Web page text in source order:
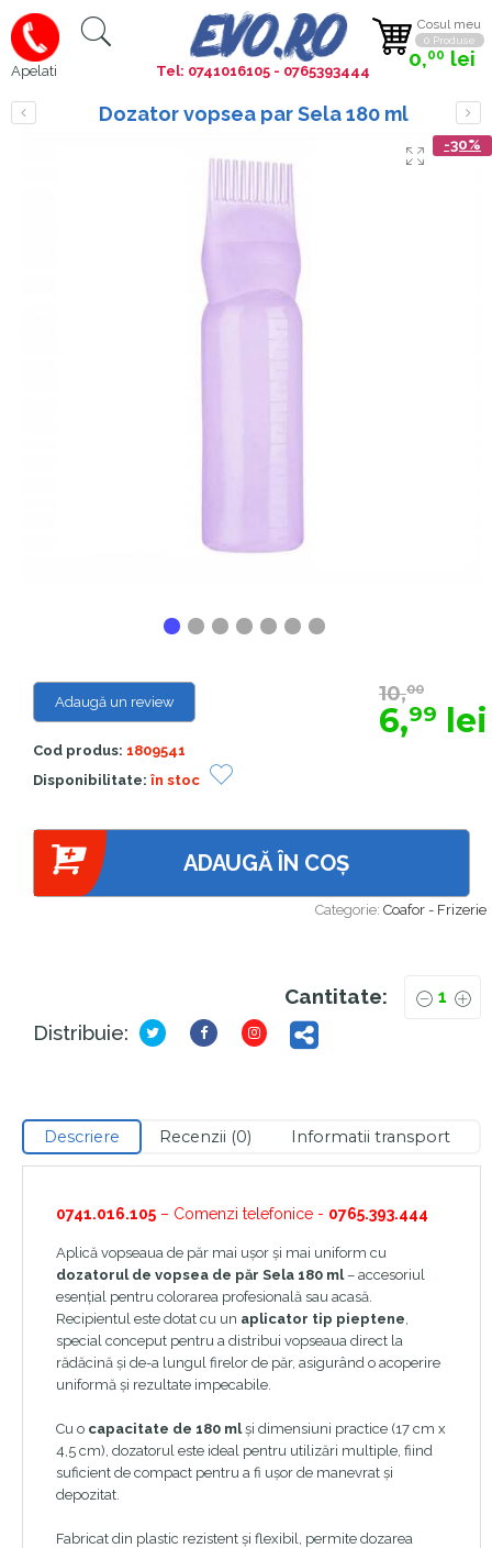
Apelati
Cosul meu
0 Produse
0,00 lei
Tel: 0741016105 - 0765393444
Dozator vopsea par Sela 180 ml
-30%
Categorie: Coafor - Frizerie
Adaugă un review
Cod produs: 1809541
Disponibilitate: în stoc
10,00
6,99 lei
ADAUGĂ ÎN COȘ
Cantitate:
Distribuie:
Descriere Recenzii (0) Informatii transport
0741.016.105 – Comenzi telefonice - 0765.393.444
Aplică vopseaua de păr mai ușor și mai uniform cu
dozatorul de vopsea de păr Sela 180 ml– accesoriul
esențial pentru colorarea profesională sau acasă.
Recipientul este dotat cu un aplicator tip pieptene
special conceput pentru a distribui vopseaua direct la
rădăcină și de-a lungul firelor de păr, asigurând o acoperire
uniformă și rezultate impecabile.
Cu o capacitate de 180 mlși dimensiuni practice (17 cm x
4,5 cm), dozatorul este ideal pentru utilizări multiple, fiind
suficient de compact pentru a fi ușor de manevrat și
depozitat.
Fabricat din plastic rezistent și flexibil, permite dozarea